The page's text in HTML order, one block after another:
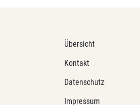
Übersicht
Kontakt
Datenschutz
Impressum